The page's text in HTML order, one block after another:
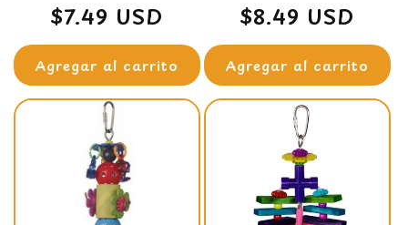
Precio
habitual
$7.49 USD
Agregar al carrito
Precio
habitual
$8.49 USD
Agregar al carrito